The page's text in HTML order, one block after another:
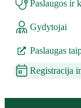
Paslaugos ir
Gydytojai
Paslaugas
Registracija